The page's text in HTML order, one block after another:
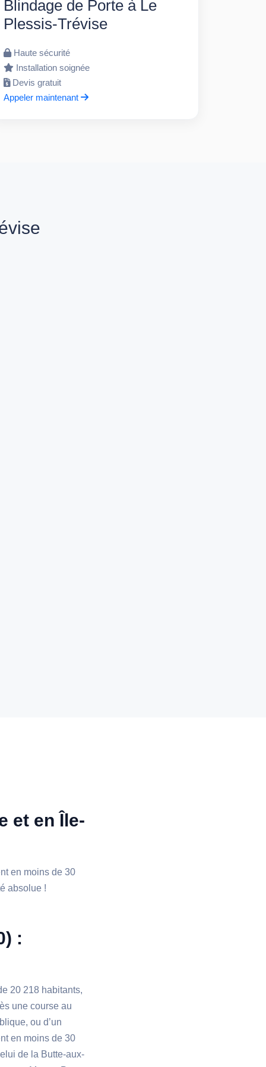
Blindage de Porte à Le
Plessis-Trévise
Haute sécurité
Installation soignée
Devis gratuit
Appeler maintenant
et en Île-
en moins de 30
absolue !
:
20 218 habitants,
une course au
ou d’un
en moins de 30
de la Butte-aux-